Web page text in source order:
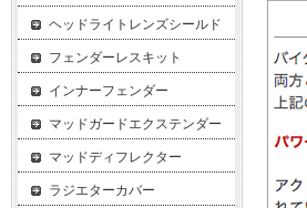
ヘッドライトレンズシールド
フェンダーレスキット
インナーフェンダー
マッドガードエクステンダー
マッドディフレクター
ラジエターカバー